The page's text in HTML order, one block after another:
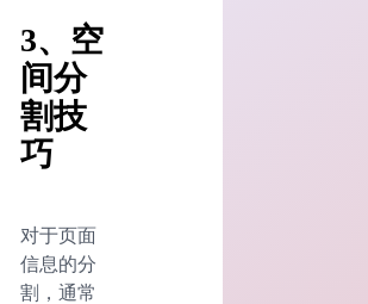
3、空
间分
割技
巧
对于页面
信息的分
割，通常